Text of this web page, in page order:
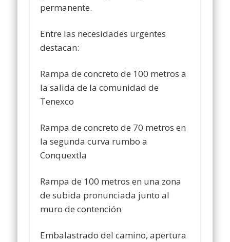
permanente.
Entre las necesidades urgentes
destacan:
Rampa de concreto de 100 metros a
la salida de la comunidad de
Tenexco
Rampa de concreto de 70 metros en
la segunda curva rumbo a
Conquextla
Rampa de 100 metros en una zona
de subida pronunciada junto al
muro de contención
Embalastrado del camino, apertura